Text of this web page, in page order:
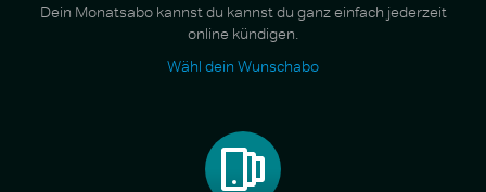
Dein Monatsabo kannst du kannst du ganz einfach jederzeit
online kündigen.
Wähl dein Wunschabo